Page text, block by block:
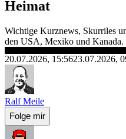
Heimat
Wichtige Kurznews, Skurriles
den USA, Mexiko und Kanada.
20.07.2026, 15:5623.07.2026,
Ralf Meile
Folge mir